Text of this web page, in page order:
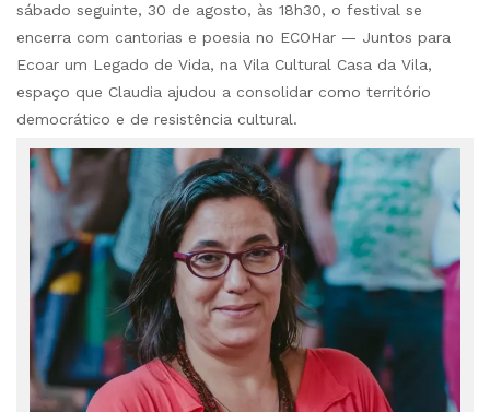
sábado seguinte, 30 de agosto, às 18h30, o festival se
encerra com cantorias e poesia no ECOHar — Juntos para
Ecoar um Legado de Vida, na Vila Cultural Casa da Vila,
espaço que Claudia ajudou a consolidar como território
democrático e de resistência cultural.